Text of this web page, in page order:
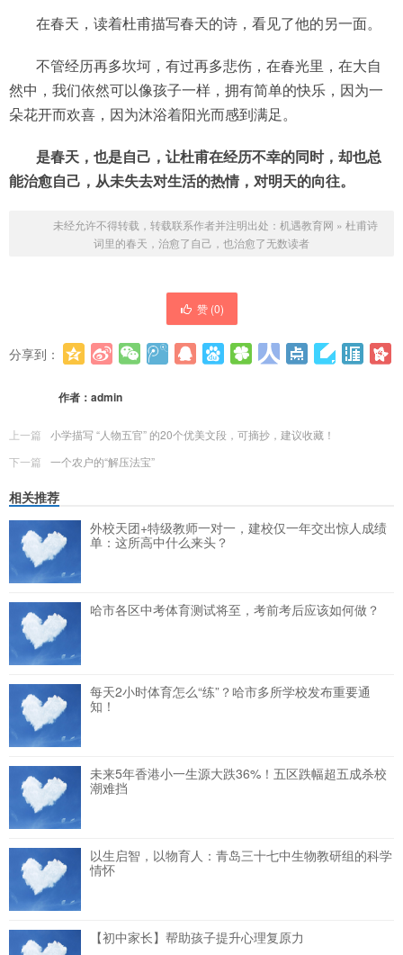
在春天，读着杜甫描写春天的诗，看见了他的另一面。
不管经历再多坎坷，有过再多悲伤，在春光里，在大自
然中，我们依然可以像孩子一样，拥有简单的快乐，因为一
朵花开而欢喜，因为沐浴着阳光而感到满足。
是春天，也是自己，让杜甫在经历不幸的同时，却也总
能治愈自己，从未失去对生活的热情，对明天的向往。
未经允许不得转载，转载联系作者并注明出处： 机遇教育网 » 杜甫诗
词里的春天，治愈了自己，也治愈了无数读者
赞 (0)
分享到：
作者： admin
上一篇
小学描写 “人物五官” 的20个优美文段，可摘抄，建议收藏！
下一篇
一个农户的“解压法宝”
相关推荐
外校天团+特级教师一对一，建校仅一年交出惊人成绩
单：这所高中什么来头？
哈市各区中考体育测试将至，考前考后应该如何做？
每天2小时体育怎么“练”？哈市多所学校发布重要通
知！
未来5年香港小一生源大跌36%！五区跌幅超五成杀校
潮难挡
以生启智，以物育人：青岛三十七中生物教研组的科学
情怀
【初中家长】帮助孩子提升心理复原力